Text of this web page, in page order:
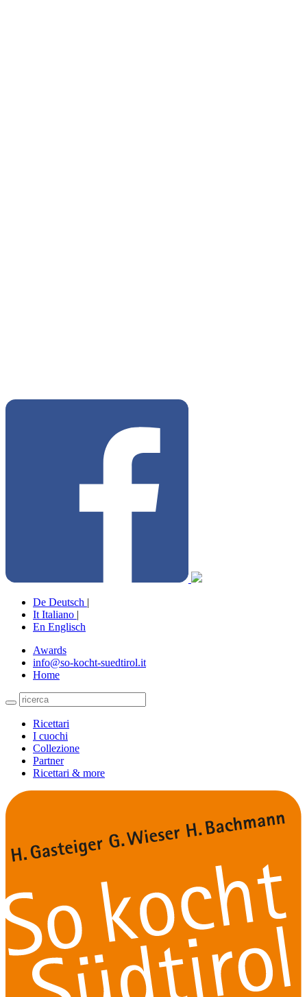
De Deutsch |
It Italiano |
En Englisch
Awards
info@so-kocht-suedtirol.it
Home
Ricettari
I cuochi
Collezione
Partner
Ricettari & more